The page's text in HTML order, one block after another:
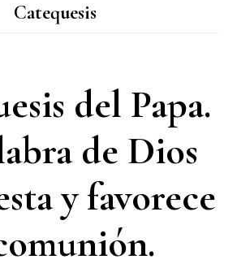
Catequesis
del Papa.
de Dios
y favorece